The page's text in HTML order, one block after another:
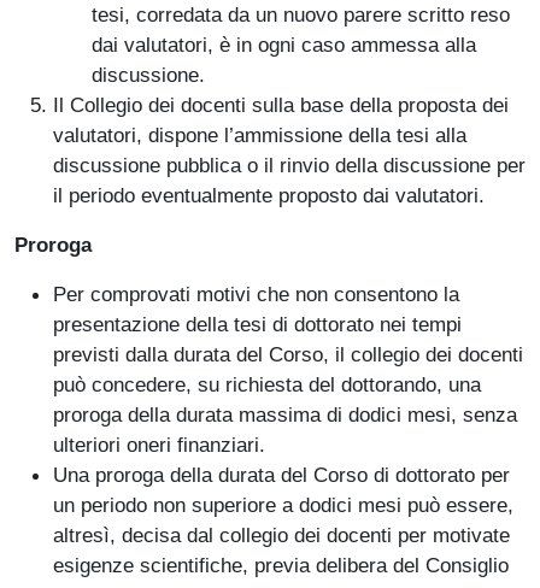
tesi, corredata da un nuovo parere scritto reso
dai valutatori, è in ogni caso ammessa alla
discussione.
Il Collegio dei docenti sulla base della proposta dei
valutatori, dispone l’ammissione della tesi alla
discussione pubblica o il rinvio della discussione per
il periodo eventualmente proposto dai valutatori.
Proroga
Per comprovati motivi che non consentono la
presentazione della tesi di dottorato nei tempi
previsti dalla durata del Corso, il collegio dei docenti
può concedere, su richiesta del dottorando, una
proroga della durata massima di dodici mesi, senza
ulteriori oneri finanziari.
Una proroga della durata del Corso di dottorato per
un periodo non superiore a dodici mesi può essere,
altresì, decisa dal collegio dei docenti per motivate
esigenze scientifiche, previa delibera del Consiglio